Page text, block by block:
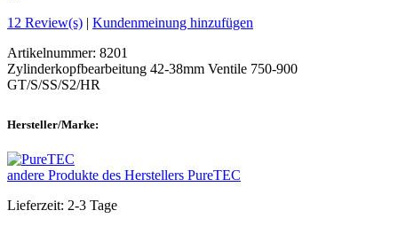
12 Review(s) | Kundenmeinung hinzufügen
Artikelnummer: 8201
Zylinderkopfbearbeitung 42-38mm Ventile 750-900
GT/S/SS/S2/HR
Hersteller/Marke:
andere Produkte des Herstellers PureTEC
Lieferzeit: 2-3 Tage